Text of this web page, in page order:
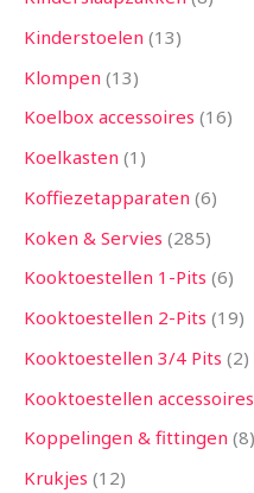
Kinderstoelen 13
Klompen 13
Koelbox accessoires 16
Koelkasten 1
Koffiezetapparaten 6
Koken & Servies 285
Kooktoestellen 1-Pits 6
Kooktoestellen 2-Pits 19
Kooktoestellen 3/4 Pits 2
Kooktoestellen accessoires
Koppelingen & fittingen 8
Krukjes 12